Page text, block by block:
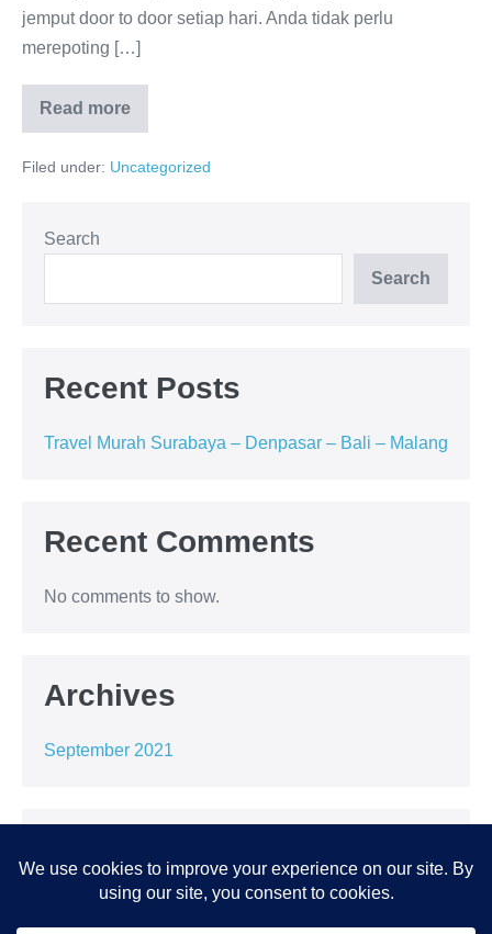
jemput door to door setiap hari. Anda tidak perlu
merepoting […]
Read more
Travel
Murah
–
–
Malang
Filed under: Uncategorized
Search
Search
Recent Posts
Travel Murah Surabaya – Denpasar – Bali – Malang
Recent Comments
No comments to show.
Archives
September 2021
Uncategorized